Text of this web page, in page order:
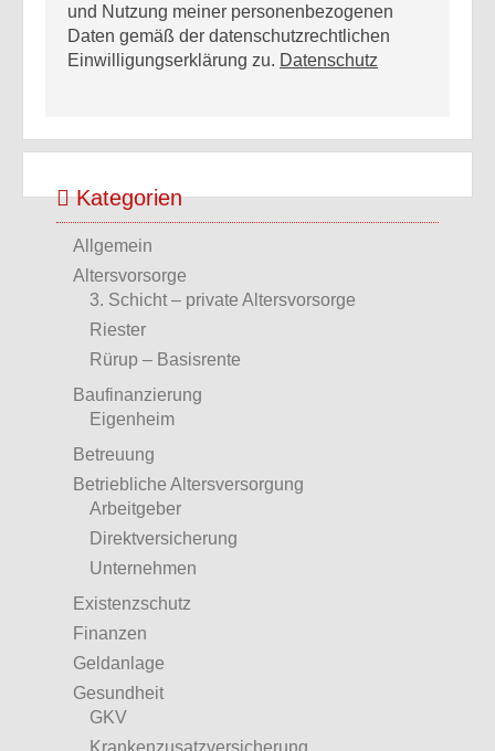
und Nutzung meiner personenbezogenen
Daten gemäß der datenschutzrechtlichen
Einwilligungserklärung zu. Datenschutz
Kategorien
Allgemein
Altersvorsorge
3. Schicht – private Altersvorsorge
Riester
Rürup – Basisrente
Baufinanzierung
Eigenheim
Betreuung
Betriebliche Altersversorgung
Arbeitgeber
Direktversicherung
Unternehmen
Existenzschutz
Finanzen
Geldanlage
Gesundheit
GKV
Krankenzusatzversicherung